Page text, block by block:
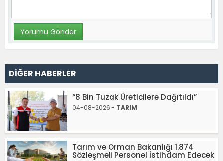
DİĞER HABERLER
“8 Bin Tuzak Üreticilere Dağıtıldı”
04-08-2026 - TARIM
Tarım ve Orman Bakanlığı 1.874
Sözleşmeli Personel İstihdam Edecek